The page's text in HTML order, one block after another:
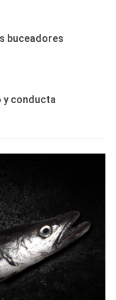
buceadores
y conducta